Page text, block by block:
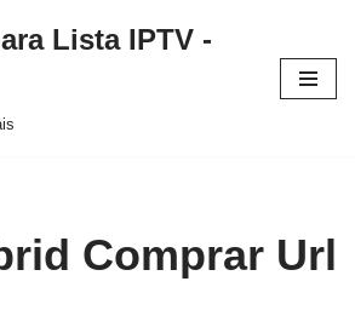
Lista IPTV -
Comprar Url